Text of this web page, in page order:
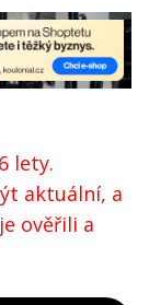
lety.
aktuální, a
ověřili a